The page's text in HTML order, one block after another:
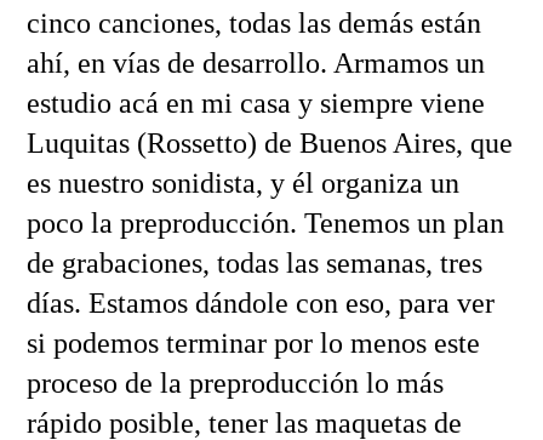
cinco canciones, todas las demás están
ahí, en vías de desarrollo. Armamos un
estudio acá en mi casa y siempre viene
Luquitas (Rossetto) de Buenos Aires, que
es nuestro sonidista, y él organiza un
poco la preproducción. Tenemos un plan
de grabaciones, todas las semanas, tres
días. Estamos dándole con eso, para ver
si podemos terminar por lo menos este
proceso de la preproducción lo más
rápido posible, tener las maquetas de